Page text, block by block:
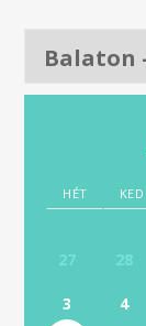
HÉT KED
27 28
3 4